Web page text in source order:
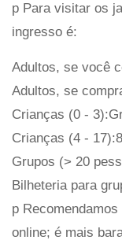
p Para visitar os
ingresso é:
Adultos, se você
Adultos, se
Crianças (0 -
Crianças (4 -
Grupos (> 20
Bilheteria para
p
online; é mais